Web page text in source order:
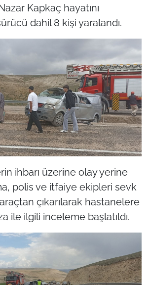
Kapkaç hayatını
dahil 8 kişi yaralandı.
ihbarı üzerine olay yerine
polis ve itfaiye ekipleri sevk
çıkarılarak hastanelere
ile ilgili inceleme başlatıldı.